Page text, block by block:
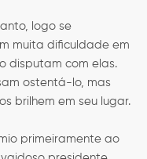
logo se
muita dificuldade em
disputam com elas.
ostentá-lo, mas
brilhem em seu lugar.
primeiramente ao